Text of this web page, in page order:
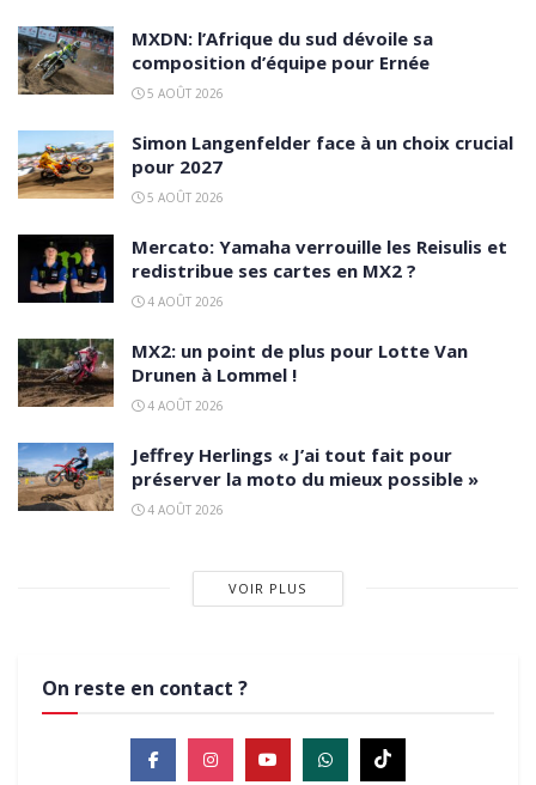
MXDN: l’Afrique du sud dévoile sa
composition d’équipe pour Ernée
5 AOÛT 2026
Simon Langenfelder face à un choix crucial
pour 2027
5 AOÛT 2026
Mercato: Yamaha verrouille les Reisulis et
redistribue ses cartes en MX2 ?
4 AOÛT 2026
MX2: un point de plus pour Lotte Van
Drunen à Lommel !
4 AOÛT 2026
Jeffrey Herlings « J’ai tout fait pour
préserver la moto du mieux possible »
4 AOÛT 2026
VOIR PLUS
On reste en contact ?